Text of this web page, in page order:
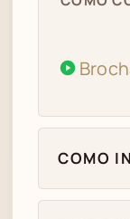
COMO